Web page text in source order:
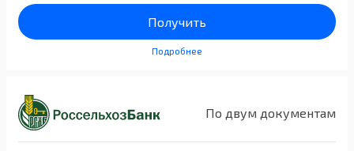
Получить
Подробнее
По двум документам